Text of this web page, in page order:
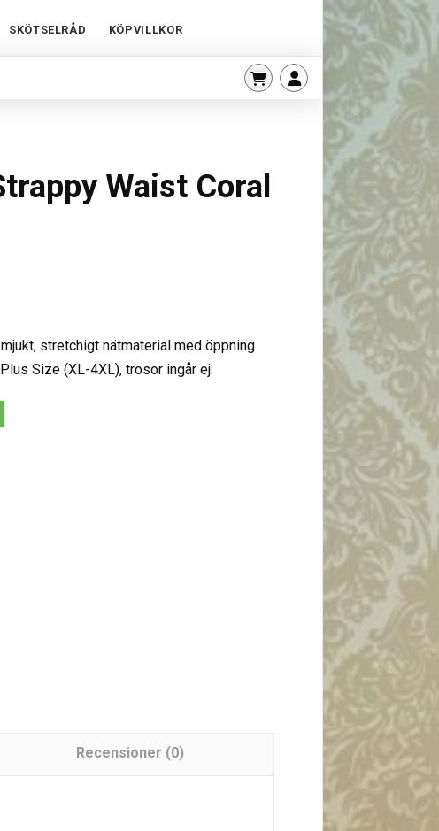
SKÖTSELRÅD KÖPVILLKOR
Waist Coral
stretchigt nätmaterial med öppning
Size (XL-4XL), trosor ingår ej.
Recensioner (0)